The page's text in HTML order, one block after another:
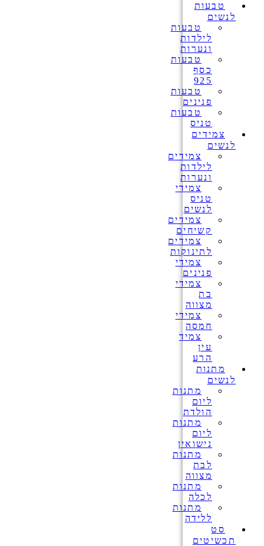
טבעות
לנשים
טבעות
לילדות
ונערות
טבעות
כסף
925
טבעות
פנינים
טבעות
טניס
צמידים
לנשים
צמידים
לילדות
ונערות
צמידי
טניס
לנשים
צמידים
קשיחים
צמידים
לתינוקות
צמידי
פנינים
צמידי
בת
מצווה
צמידי
חמסה
צמיד
עין
הרע
מתנות
לנשים
מתנות
ליום
הולדת
מתנות
ליום
נישואין
מתנות
לבת
מצווה
מתנות
לכלה
מתנות
ללידה
סט
תכשיטים